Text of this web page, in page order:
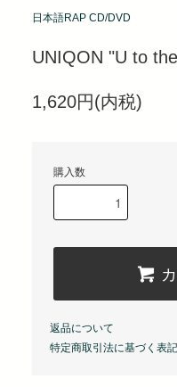
日本語RAP CD/DVD
UNIQON "U to
1,620円(内税)
購入数
返品について
特定商取引法に基づく表記